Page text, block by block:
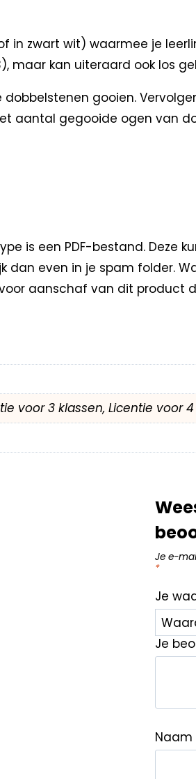
in zwart wit) waarmee je
kan uiteraard ook los
gooien.
aantal gegooide ogen van
is een PDF-bestand. Deze
dan even in je spam folder.
aanschaf van dit product
voor 3 klassen, Licentie voor
Je e-
*
Je
Je
Naam